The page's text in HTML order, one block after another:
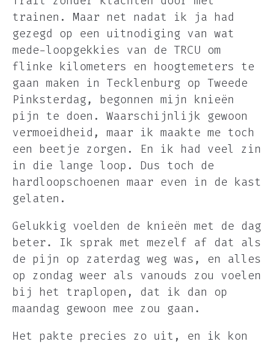
trainen. Maar net nadat ik ja had
gezegd op een uitnodiging van wat
mede-loopgekkies van de TRCU om
flinke kilometers en hoogtemeters te
gaan maken in Tecklenburg op Tweede
Pinksterdag, begonnen mijn knieën
pijn te doen. Waarschijnlijk gewoon
vermoeidheid, maar ik maakte me toch
een beetje zorgen. En ik had veel zin
in die lange loop. Dus toch de
hardloopschoenen maar even in de kast
gelaten.
Gelukkig voelden de knieën met de dag
beter. Ik sprak met mezelf af dat als
de pijn op zaterdag weg was, en alles
op zondag weer als vanouds zou voelen
bij het traplopen, dat ik dan op
maandag gewoon mee zou gaan.
Het pakte precies zo uit, en ik kon